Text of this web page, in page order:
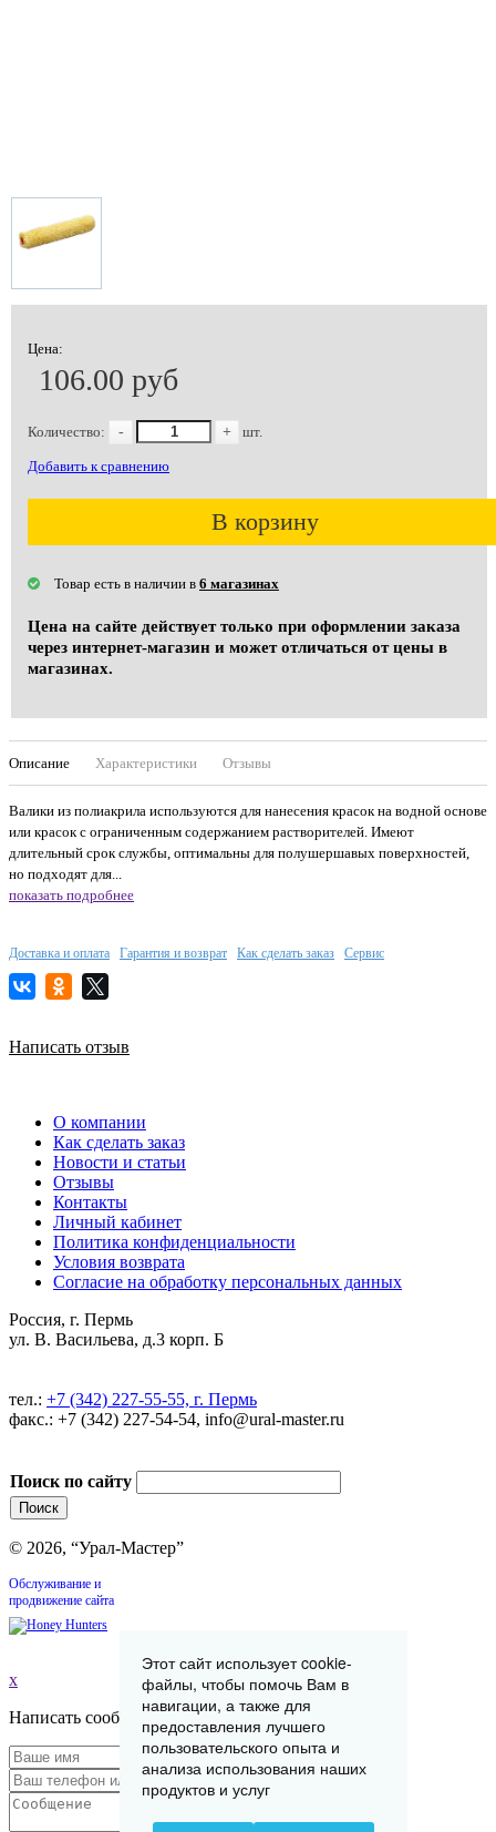
Цена:
106.00 руб
Количество: - + шт.
Добавить к сравнению
В корзину
Товар есть в наличии в 6 магазинах
Цена на сайте действует только при оформлении заказа
через интернет-магазин и может отличаться от цены в
магазинах.
Описание Характеристики Отзывы
Валики из полиакрила используются для нанесения красок на водной основе
или красок с ограниченным содержанием растворителей. Имеют
длительный срок службы, оптимальны для полушершавых поверхностей,
но подходят для...
показать подробнее
Доставка и оплата Гарантия и возврат Как сделать заказ Сервис
Написать отзыв
О компании
Как сделать заказ
Новости и статьи
Отзывы
Контакты
Личный кабинет
Политика конфиденциальности
Условия возврата
Согласие на обработку персональных данных
Россия, г. Пермь
ул. В. Васильева, д.3 корп. Б
тел.: +7 (342) 227-55-55, г. Пермь
факс.: +7 (342) 227-54-54, info@ural-master.ru
Поиск по сайту
© 2026, “Урал-Мастер”
Обслуживание и
продвижение сайта
x
Написать сообщение
Этот сайт использует cookie-
файлы, чтобы помочь Вам в
навигации, а также для
предоставления лучшего
пользовательского опыта и
анализа использования наших
продуктов и услуг